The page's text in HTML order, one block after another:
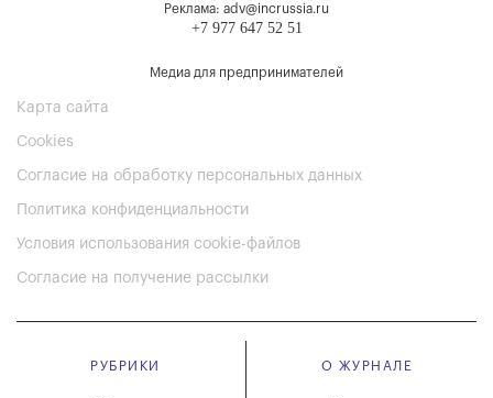
Реклама: adv@incrussia.ru
+7 977 647 52 51
Медиа для предпринимателей
Карта сайта
Cookies
Согласие на обработку персональных данных
Политика конфиденциальности
Условия использования cookie-файлов
Согласие на получение рассылки
РУБРИКИ О ЖУРНАЛЕ